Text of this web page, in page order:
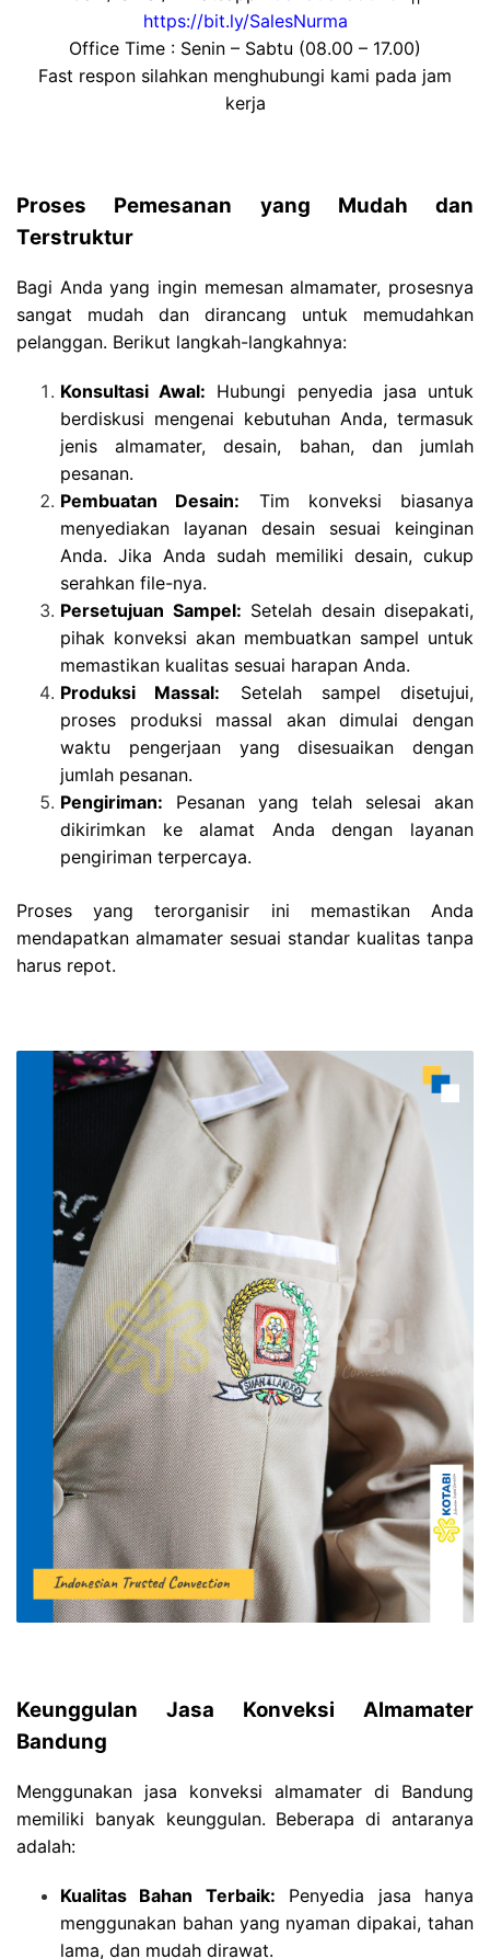
https://bit.ly/SalesNurma
Office Time : Senin – Sabtu (08.00 – 17.00)
Fast respon silahkan menghubungi kami pada jam
kerja
Proses Pemesanan yang Mudah dan
Terstruktur
Bagi Anda yang ingin memesan almamater, prosesnya
sangat mudah dan dirancang untuk memudahkan
pelanggan. Berikut langkah-langkahnya:
Konsultasi Awal: Hubungi penyedia jasa untuk
berdiskusi mengenai kebutuhan Anda, termasuk
jenis almamater, desain, bahan, dan jumlah
pesanan.
Pembuatan Desain: Tim konveksi biasanya
menyediakan layanan desain sesuai keinginan
Anda. Jika Anda sudah memiliki desain, cukup
serahkan file-nya.
Persetujuan Sampel: Setelah desain disepakati,
pihak konveksi akan membuatkan sampel untuk
memastikan kualitas sesuai harapan Anda.
Produksi Massal: Setelah sampel disetujui,
proses produksi massal akan dimulai dengan
waktu pengerjaan yang disesuaikan dengan
jumlah pesanan.
Pengiriman: Pesanan yang telah selesai akan
dikirimkan ke alamat Anda dengan layanan
pengiriman terpercaya.
Proses yang terorganisir ini memastikan Anda
mendapatkan almamater sesuai standar kualitas tanpa
harus repot.
Keunggulan Jasa Konveksi Almamater
Bandung
Menggunakan jasa konveksi almamater di Bandung
memiliki banyak keunggulan. Beberapa di antaranya
adalah:
Kualitas Bahan Terbaik: Penyedia jasa hanya
menggunakan bahan yang nyaman dipakai, tahan
lama, dan mudah dirawat.